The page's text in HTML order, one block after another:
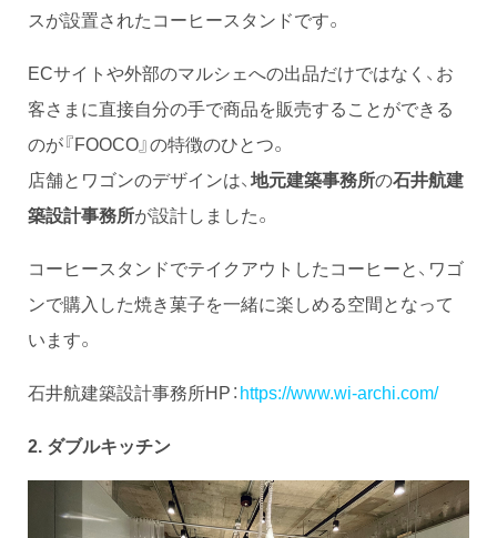
スが設置されたコーヒースタンドです。
ECサイトや外部のマルシェへの出品だけではなく、お
客さまに直接自分の手で商品を販売することができる
のが『FOOCO』の特徴のひとつ。
店舗とワゴンのデザインは、地元建築事務所の石井航建
築設計事務所が設計しました。
コーヒースタンドでテイクアウトしたコーヒーと、ワゴ
ンで購入した焼き菓子を一緒に楽しめる空間となって
います。
石井航建築設計事務所HP：https://www.wi-archi.com/
2. ダブルキッチン